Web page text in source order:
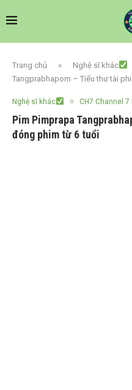
Trang chủ » Nghệ sĩ khác
Tangprabhaporn – Tiểu thư tài
Nghệ sĩ khác CH7 Channel 7
Pim Pimprapa
đóng phim từ 6 tuổi